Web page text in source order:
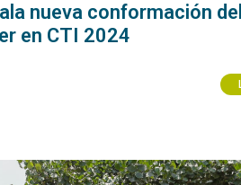
nueva conformación del
en CTI 2024